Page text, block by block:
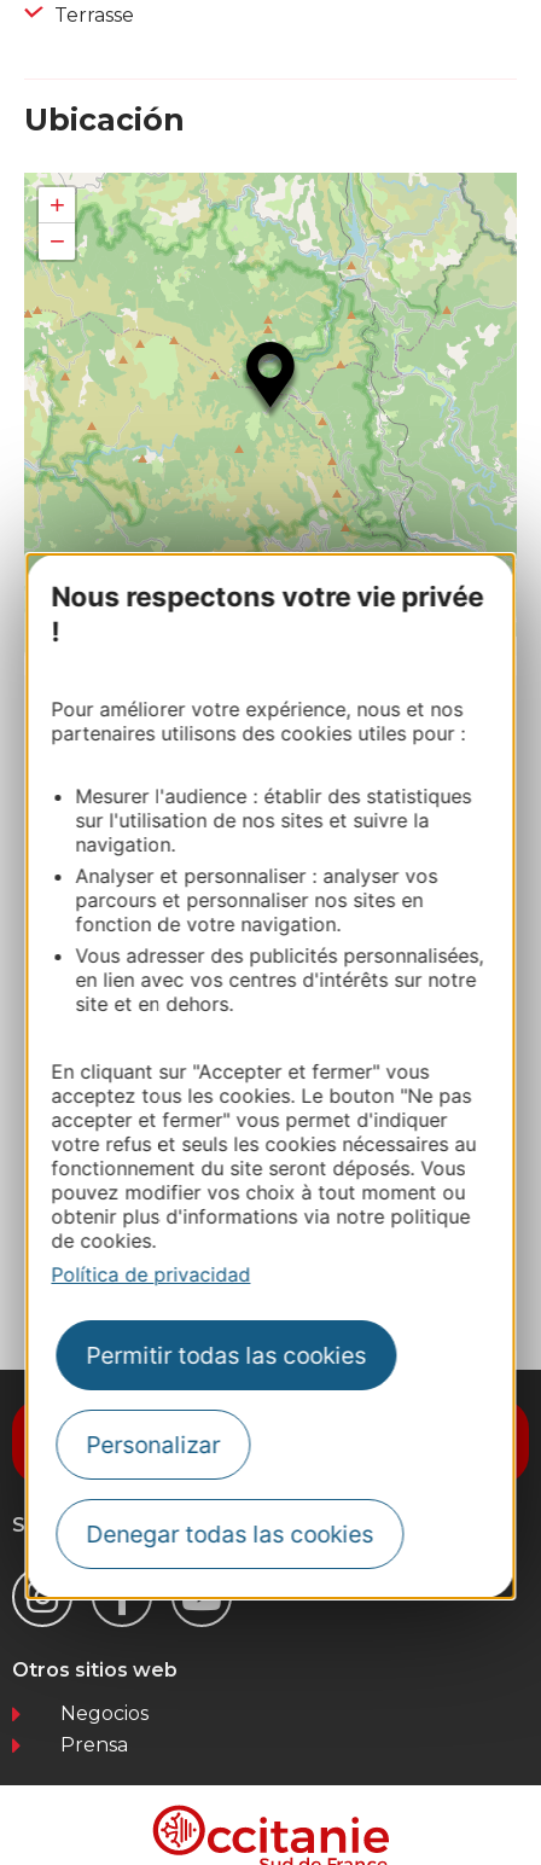
Nous respectons votre vie privée
!
Pour améliorer votre expérience, nous et nos
partenaires utilisons des cookies utiles pour :
Mesurer l'audience : établir des statistiques
sur l'utilisation de nos sites et suivre la
navigation.
Analyser et personnaliser : analyser vos
parcours et personnaliser nos sites en
fonction de votre navigation.
Vous adresser des publicités personnalisées,
en lien avec vos centres d'intérêts sur notre
site et en dehors.
En cliquant sur "Accepter et fermer" vous
acceptez tous les cookies. Le bouton "Ne pas
accepter et fermer" vous permet d'indiquer
votre refus et seuls les cookies nécessaires au
fonctionnement du site seront déposés. Vous
pouvez modifier vos choix à tout moment ou
obtenir plus d'informations via notre politique
de cookies.
Política de privacidad
Permitir todas las cookies
Personalizar
Denegar todas las cookies
Terrasse
Ubicación
+
−
RESERVA
VILLAGE DE GITES DU MAS DE LA
BARQUE APPARTEMENT DUPLEX 6
PERSONNES
Le Mas de la Barque 48220 VIALAS
Ruta y acceso
E-mail
Sitio web
A MIS FAVORITOS
Suscríbase al boletín de noticias
Destination Occitanie
Síganos
Otros sitios web
Negocios
Prensa